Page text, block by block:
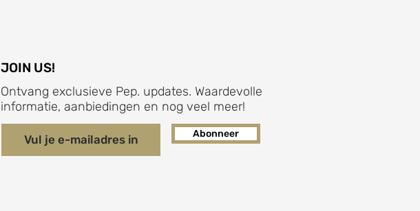
JOIN US!
Abonneer
Ontvang exclusieve Pep. updates. Waardevolle
informatie, aanbiedingen en nog veel meer!